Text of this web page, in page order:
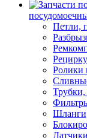
Петли,
Ролики
Трубки,